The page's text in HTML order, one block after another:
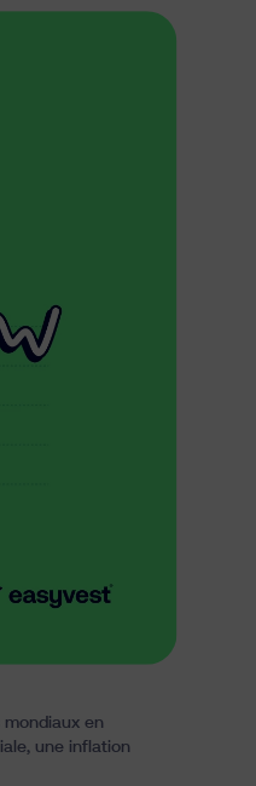
mondiaux en
une inflation